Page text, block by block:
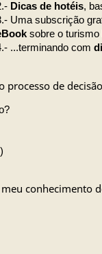
Dicas de hotéis,
Uma subscrição
sobre o turismo
...terminando com
processo de
conhecimento